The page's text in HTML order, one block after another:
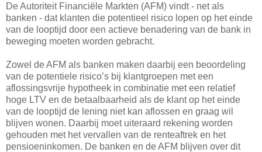
De Autoriteit Financiële Markten (AFM) vindt - net als
banken - dat klanten die potentieel risico lopen op het einde
van de looptijd door een actieve benadering van de bank in
beweging moeten worden gebracht.
Zowel de AFM als banken maken daarbij een beoordeling
van de potentiele risico’s bij klantgroepen met een
aflossingsvrije hypotheek in combinatie met een relatief
hoge LTV en de betaalbaarheid als de klant op het einde
van de looptijd de lening niet kan aflossen en graag wil
blijven wonen. Daarbij moet uiteraard rekening worden
gehouden met het vervallen van de renteaftrek en het
pensioeninkomen. De banken en de AFM blijven over dit